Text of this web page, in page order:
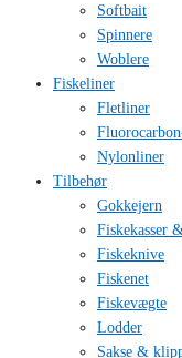
Softbait
Spinnere
Woblere
Fiskeliner
Fletliner
Nylonliner
Tilbehør
Gokkejern
Fiskekasser
Fiskeknive
Fiskenet
Fiskevægte
Lodder
Sakse &